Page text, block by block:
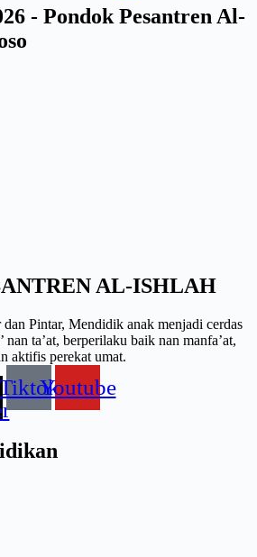
- Pondok Pesantren Al-
AL-ISHLAH
Pintar, Mendidik anak menjadi cerdas
nan ta’at, berperilaku baik nan manfa’at,
aktifis perekat umat.
TiktokYoutube